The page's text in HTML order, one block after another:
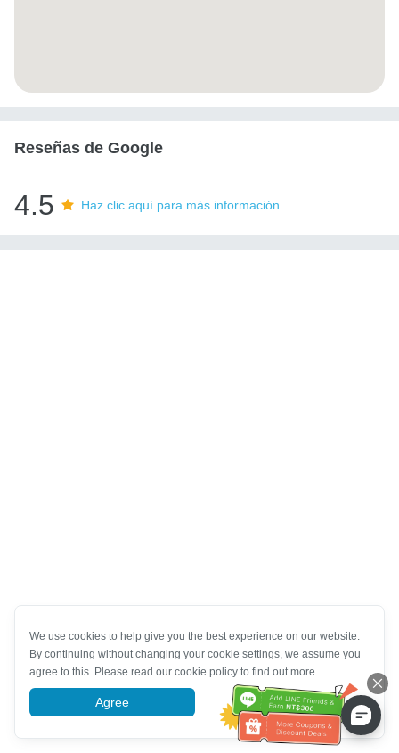
Reseñas de Google
4.5 Haz clic aquí para más información.
We use cookies to help give you the best experience on our website.
By continuing without changing your cookie settings, we assume you
agree to this. Please read our cookie policy to find out more.
Agree More information